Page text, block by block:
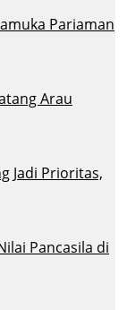
Pariaman
Arau
Jadi Prioritas,
Pancasila di